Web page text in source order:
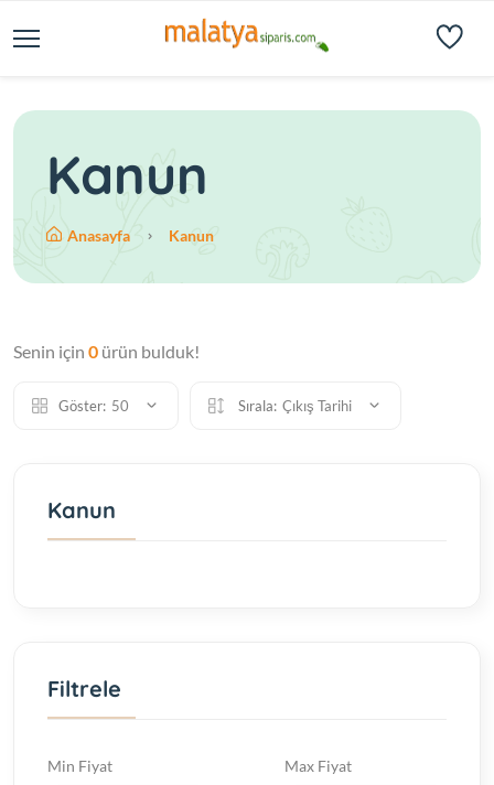
Kanun
Anasayfa Kanun
Senin için 0 ürün bulduk!
Göster: 50 Sırala: Çıkış Tarihi
Kanun
Filtrele
Min Fiyat Max Fiyat